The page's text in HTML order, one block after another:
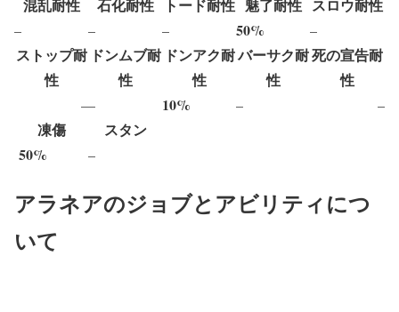
混乱耐性 石化耐性 トード耐性 魅了耐性 スロウ耐性
– – – 50% –
ストップ耐
性
ドンムブ耐
性
ドンアク耐
性
バーサク耐
性
死の宣告耐
性
–– 10% – –
凍傷
スタン
50%
–
アラネアのジョブとアビリティにつ
いて